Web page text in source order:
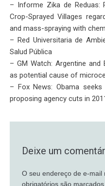
– Informe Zika de Reduas:
Crop-Sprayed Villages
and mass-spraying with
– Red Universitaria de
Salud Pública
– GM Watch: Argentine and
as potential cause of
– Fox News: Obama
proposing agency cuts in
Deixe um
O seu endereço de e-mail
obrigatórios são